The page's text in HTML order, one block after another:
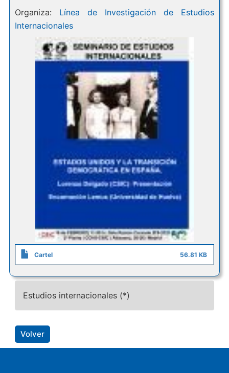
Organiza: Línea de Investigación de Estudios
Internacionales
Cartel 56.81 KB
Estudios internacionales (*)
Volver